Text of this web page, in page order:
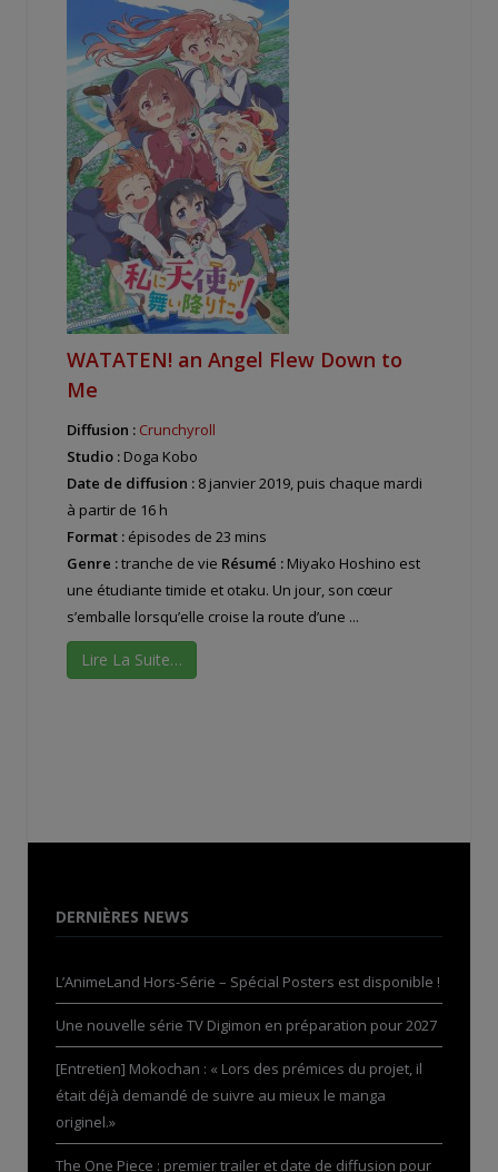
WATATEN! an Angel Flew Down to
Me
Diffusion : Crunchyroll
Studio : Doga Kobo
Date de diffusion : 8 janvier 2019, puis chaque mardi
à partir de 16 h
Format : épisodes de 23 mins
Genre :tranche de vie Résumé : Miyako Hoshino est
une étudiante timide et otaku. Un jour, son cœur
s’emballe lorsqu’elle croise la route d’une ...
Lire La Suite…
DERNIÈRES NEWS
L’AnimeLand Hors-Série – Spécial Posters est disponible !
Une nouvelle série TV Digimon en préparation pour 2027
[Entretien] Mokochan : « Lors des prémices du projet, il
était déjà demandé de suivre au mieux le manga
originel.»
The One Piece : premier trailer et date de diffusion pour